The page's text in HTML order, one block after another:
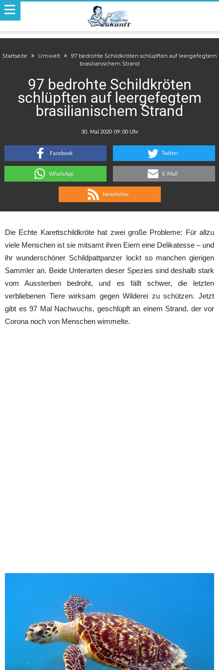
Startseite Umwelt
97 bedrohte Schildkröten schlüpften auf leergefegtem
brasilianischem Strand
97 bedrohte Schildkröten
schlüpften auf leergefegtem
brasilianischem Strand
:
Facebook Twitter
WhatsApp E-Mail
Newsletter
Die Echte Karettschildkröte hat zwei große Probleme: Für allzu
viele Menschen ist sie mitsamt ihren Eiern eine Delikatesse – und
ihr wunderschöner Schildpattpanzer lockt so manchen gierigen
Sammler an. Beide Unterarten dieser Spezies sind deshalb stark
vom Aussterben bedroht, und es fällt schwer, die letzten
verbliebenen Tiere wirksam gegen Wilderei zu schützen. Jetzt
gibt es 97 Mal Nachwuchs, geschlüpft an einem Strand, der vor
Corona noch von Menschen wimmelte.